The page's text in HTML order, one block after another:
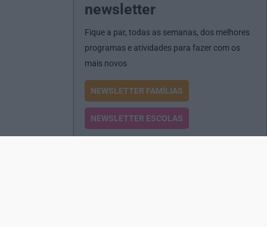
newsletter
Fique a par, todas as semanas, dos melhores
programas e atividades para fazer com os
mais novos
NEWSLETTER FAMÍLIAS
NEWSLETTER ESCOLAS